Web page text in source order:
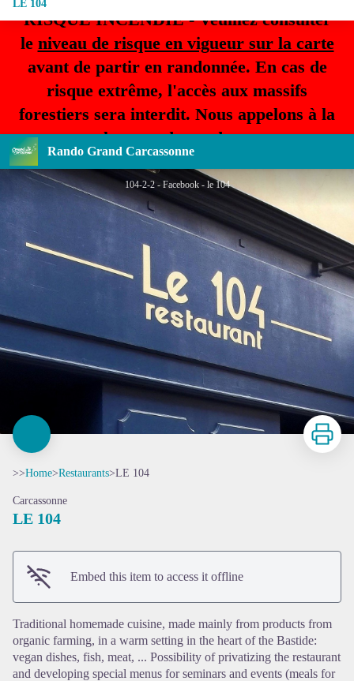
RISQUE INCENDIE - Veuillez consulter
le niveau de risque en vigueur sur la carte
avant de partir en randonnée. En cas de
risque extrême, l'accès aux massifs
forestiers sera interdit. Nous appelons à la
plus grande prudence.
Rando Grand Carcassonne
LE 104
104-2-2 - Facebook - le 104
View picture in full screen
Print
>>Home>Restaurants>LE 104
Carcassonne
LE 104
Embed this item to access it offline
Traditional homemade cuisine, made mainly from products from
organic farming, in a warm setting in the heart of the Bastide:
vegan dishes, fish, meat, ... Possibility of privatizing the restaurant
and developing special menus for seminars and events (meals for